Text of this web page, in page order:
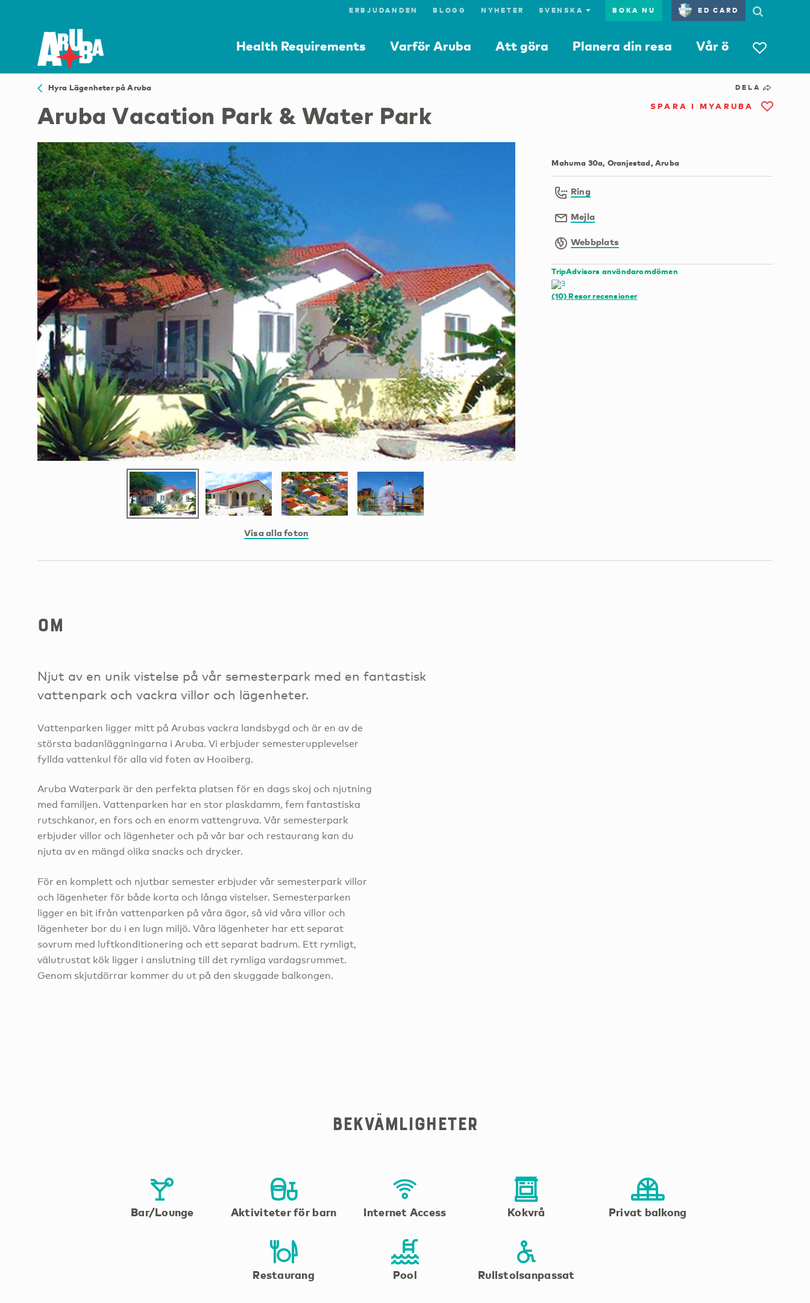
ERBJUDANDEN BLOGG NYHETER BOKA NU ED CARD
Health Requirements Varför Aruba Att göra Planera din resa Vår ö
Hyra Lägenheter på Aruba
Aruba Vacation Park & Water Park
Visa alla foton
DELA
SPARA I MYARUBA
Mahuma 30a, Oranjestad, Aruba
Ring
Mejla
Webbplats
TripAdvisors användaromdömen
(10)Resor recensioner
om
Njut av en unik vistelse på vår semesterpark med en fantastisk
vattenpark och vackra villor och lägenheter.
Vattenparken ligger mitt på Arubas vackra landsbygd och är en av de
största badanläggningarna i Aruba. Vi erbjuder semesterupplevelser
fyllda vattenkul för alla vid foten av Hooiberg.
Aruba Waterpark är den perfekta platsen för en dags skoj och njutning
med familjen. Vattenparken har en stor plaskdamm, fem fantastiska
rutschkanor, en fors och en enorm vattengruva. Vår semesterpark
erbjuder villor och lägenheter och på vår bar och restaurang kan du
njuta av en mängd olika snacks och drycker.
För en komplett och njutbar semester erbjuder vår semesterpark villor
och lägenheter för både korta och långa vistelser. Semesterparken
ligger en bit ifrån vattenparken på våra ägor, så vid våra villor och
lägenheter bor du i en lugn miljö. Våra lägenheter har ett separat
sovrum med luftkonditionering och ett separat badrum. Ett rymligt,
välutrustat kök ligger i anslutning till det rymliga vardagsrummet.
Genom skjutdörrar kommer du ut på den skuggade balkongen.
Bekvämligheter
Bar/Lounge Aktiviteter för barn Internet Access Kokvrå Privat balkong
Restaurang Pool Rullstolsanpassat